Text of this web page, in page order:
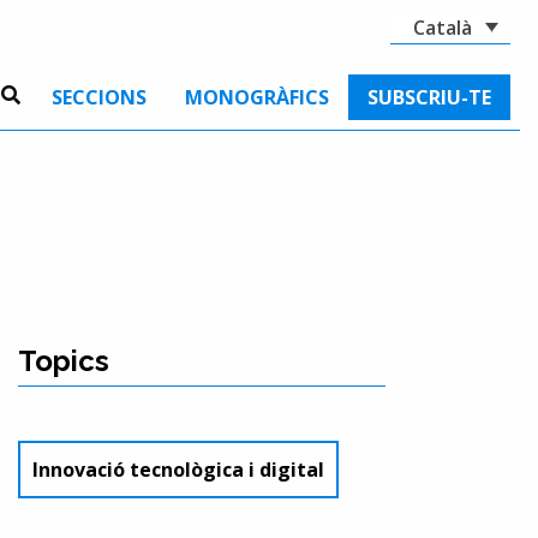
Català
SECCIONS MONOGRÀFICS SUBSCRIU-TE
Topics
Innovació tecnològica i digital